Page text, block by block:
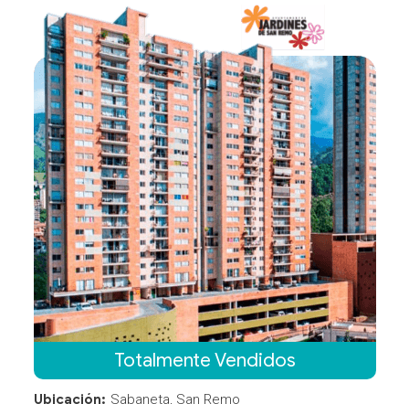
Totalmente Vendidos
Ubicación: Sabaneta, San Remo